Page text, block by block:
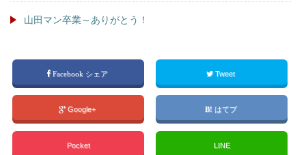
山田マン卒業～ありがとう！
Facebook シェア Tweet
Google+ はてブ
Pocket LINE